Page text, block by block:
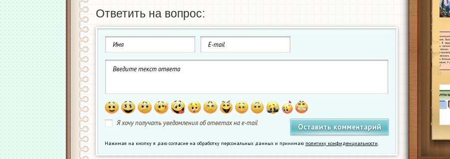
Ответить на вопрос:
Я хочу получать уведомления об ответах на e-mail
Нажимая на кнопку я даю согласие на обработку персональных данных и принимаю политику конфиденциальности.